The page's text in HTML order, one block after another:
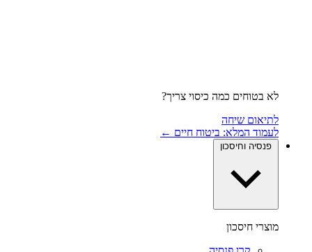
לא בטוחים כמה כיסוי צריך?
לתיאום שיחה
לעמוד המלא: ביטוח חיים ←
פנסיה וחיסכון
מוצרי חיסכון